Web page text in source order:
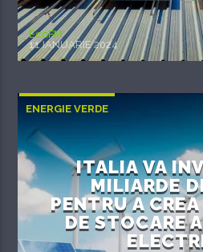
EcoFM
11 IANUARIE 2024
ENERGIE VERDE
ITALIA VA
MILIARDE
PENTRU A
DE STOCARE